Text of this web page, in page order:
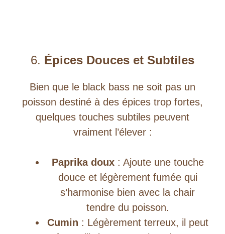
6. Épices Douces et Subtiles
Bien que le black bass ne soit pas un
poisson destiné à des épices trop fortes,
quelques touches subtiles peuvent
vraiment l’élever :
Paprika doux: Ajoute une touche
douce et légèrement fumée qui
s’harmonise bien avec la chair
tendre du poisson.
Cumin : Légèrement terreux, il peut